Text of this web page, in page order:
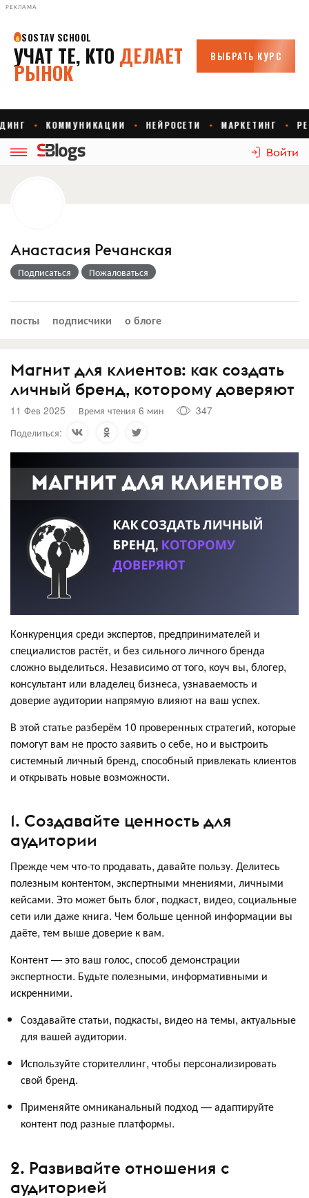
РЕКЛАМА
Войти
Анастасия Речанская
Подписаться Пожаловаться
посты подписчики о блоге
Магнит для клиентов: как создать
личный бренд, которому доверяют
11 Фев 2025 Время чтения 6 мин
347
Поделиться:
Конкуренция среди экспертов, предпринимателей и
специалистов растёт, и без сильного личного бренда
сложно выделиться. Независимо от того, коуч вы, блогер,
консультант или владелец бизнеса, узнаваемость и
доверие аудитории напрямую влияют на ваш успех.
В этой статье разберём 10 проверенных стратегий, которые
помогут вам не просто заявить о себе, но и выстроить
системный личный бренд, способный привлекать клиентов
и открывать новые возможности.
1. Создавайте ценность для
аудитории
Прежде чем что-то продавать, давайте пользу. Делитесь
полезным контентом, экспертными мнениями, личными
кейсами. Это может быть блог, подкаст, видео, социальные
сети или даже книга. Чем больше ценной информации вы
даёте, тем выше доверие к вам.
Контент — это ваш голос, способ демонстрации
экспертности. Будьте полезными, информативными и
искренними.
Создавайте статьи, подкасты, видео на темы, актуальные
для вашей аудитории.
Используйте сторителлинг, чтобы персонализировать
свой бренд.
Применяйте омниканальный подход — адаптируйте
контент под разные платформы.
2. Развивайте отношения с
аудиторией